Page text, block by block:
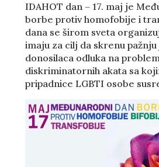
IDAHOT dan – 17. maj je
borbe protiv homofobije i
dana se širom sveta
imaju za cilj da skrenu
donosilaca odluka na
diskriminatornih akata sa
pripadnice LGBTI osobe